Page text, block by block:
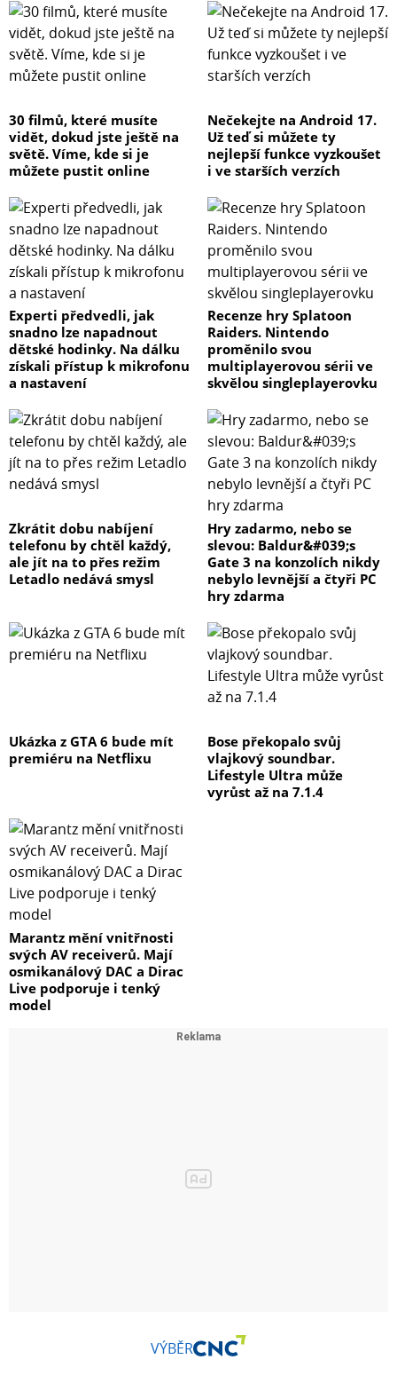
30 filmů, které musíte
vidět, dokud jste ještě na
světě. Víme, kde si je
můžete pustit online
Nečekejte na Android 17.
Už teď si můžete ty
nejlepší funkce vyzkoušet
i ve starších verzích
Experti předvedli, jak
snadno lze napadnout
dětské hodinky. Na dálku
získali přístup k mikrofonu
a nastavení
Recenze hry Splatoon
Raiders. Nintendo
proměnilo svou
multiplayerovou sérii ve
skvělou singleplayerovku
Zkrátit dobu nabíjení
telefonu by chtěl každý,
ale jít na to přes režim
Letadlo nedává smysl
Hry zadarmo, nebo se
slevou: Baldur&#039;s
Gate 3 na konzolích nikdy
nebylo levnější a čtyři PC
hry zdarma
Ukázka z GTA 6 bude mít
premiéru na Netflixu
Bose překopalo svůj
vlajkový soundbar.
Lifestyle Ultra může
vyrůst až na 7.1.4
Marantz mění vnitřnosti
svých AV receiverů. Mají
osmikanálový DAC a Dirac
Live podporuje i tenký
model
VÝBĚR